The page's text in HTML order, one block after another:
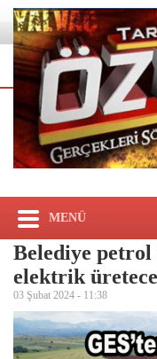
MENÜ
Belediye petrol
elektrik
03 Şubat 2024 - 11:38